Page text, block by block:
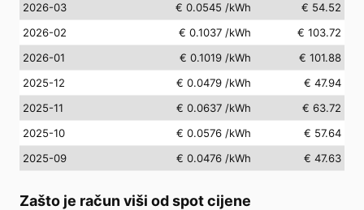
2026-03
€ 0.0545 /kWh
€ 54.52
2026-02
€ 0.1037 /kWh
€ 103.72
2026-01
€ 0.1019 /kWh
€ 101.88
2025-12
€ 0.0479 /kWh
€ 47.94
2025-11
€ 0.0637 /kWh
€ 63.72
2025-10
€ 0.0576 /kWh
€ 57.64
2025-09
€ 0.0476 /kWh € 47.63
Zašto je račun viši od spot cijene